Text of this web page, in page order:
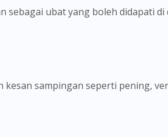
sebagai ubat yang boleh didapati di
kesan sampingan seperti pening,